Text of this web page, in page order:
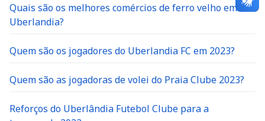
Quais são os melhores comércios de ferro velho em
Uberlandia?
Quem são os jogadores do Uberlandia FC em 2023?
Quem são as jogadoras de volei do Praia Clube 2023?
Reforços do Uberlândia Futebol Clube para a